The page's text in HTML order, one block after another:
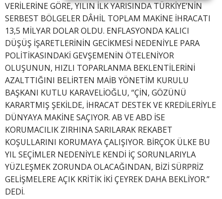
VERİLERİNE GÖRE, YILIN İLK YARISINDA TÜRKİYE’NİN
SERBEST BÖLGELER DÂHİL TOPLAM MAKİNE İHRACATI
13,5 MİLYAR DOLAR OLDU. ENFLASYONDA KALICI
DÜŞÜŞ İŞARETLERİNİN GECİKMESİ NEDENİYLE PARA
POLİTİKASINDAKİ GEVŞEMENİN ÖTELENİYOR
OLUŞUNUN, HIZLI TOPARLANMA BEKLENTİLERİNİ
AZALTTIĞINI BELİRTEN MAİB YÖNETİM KURULU
BAŞKANI KUTLU KARAVELİOĞLU, “ÇİN, GÖZÜNÜ
KARARTMIŞ ŞEKİLDE, İHRACAT DESTEK VE KREDİLERİYLE
DÜNYAYA MAKİNE SAÇIYOR. AB VE ABD İSE
KORUMACILIK ZIRHINA SARILARAK REKABET
KOŞULLARINI KORUMAYA ÇALIŞIYOR. BİRÇOK ÜLKE BU
YIL SEÇİMLER NEDENİYLE KENDİ İÇ SORUNLARIYLA
YÜZLEŞMEK ZORUNDA OLACAĞINDAN, BİZİ SÜRPRİZ
GELİŞMELERE AÇIK KRİTİK İKİ ÇEYREK DAHA BEKLİYOR.”
DEDİ.